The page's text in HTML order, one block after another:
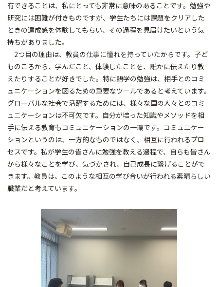
有できることは、私にとっても非常に意味のあることです。勉強や
研究には困難が付きものですが、学生たちには課題をクリアした
ときの達成感を体験してもらい、その過程を見届けたいという気
持ちがありました。
2つ目の理由は、教員の仕事に憧れを持っていたからです。子ど
ものころから、学んだこと、体験したことを、誰かに伝えたり教
えたりすることが好きでした。特に語学の勉強は、相手とのコミ
ュニケーションを図るための重要なツールであると考えています。
グローバルな社会で活躍するためには、様々な国の人々とのコミ
ュニケーションは不可欠です。自分が培った知識やメソッドを相
手に伝える教育もコミュニケーションの一環です。コミュニケー
ションというのは、一方的なものではなく、相互に行われるプロ
セスです。私が学生の皆さんに勉強を教える過程で、自らも皆さん
から様々なことを学び、気づかされ、自己成長に繋げることがで
きます。教員は、このような相互の学び合いが行われる素晴らしい
職業だと考えています。